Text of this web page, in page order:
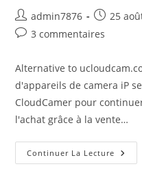
Auteur/autrice
de
admin7876
publiée :
25
Commentaires
la
publication :
3 commentaires
Alternative to
d'appareils de camera iP
CloudCamer pour
l'achat grâce à la vente…
Continuer La Lecture